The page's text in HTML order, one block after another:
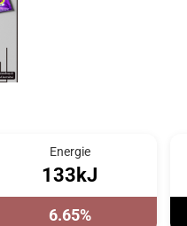
Energie
133kJ
6.65%